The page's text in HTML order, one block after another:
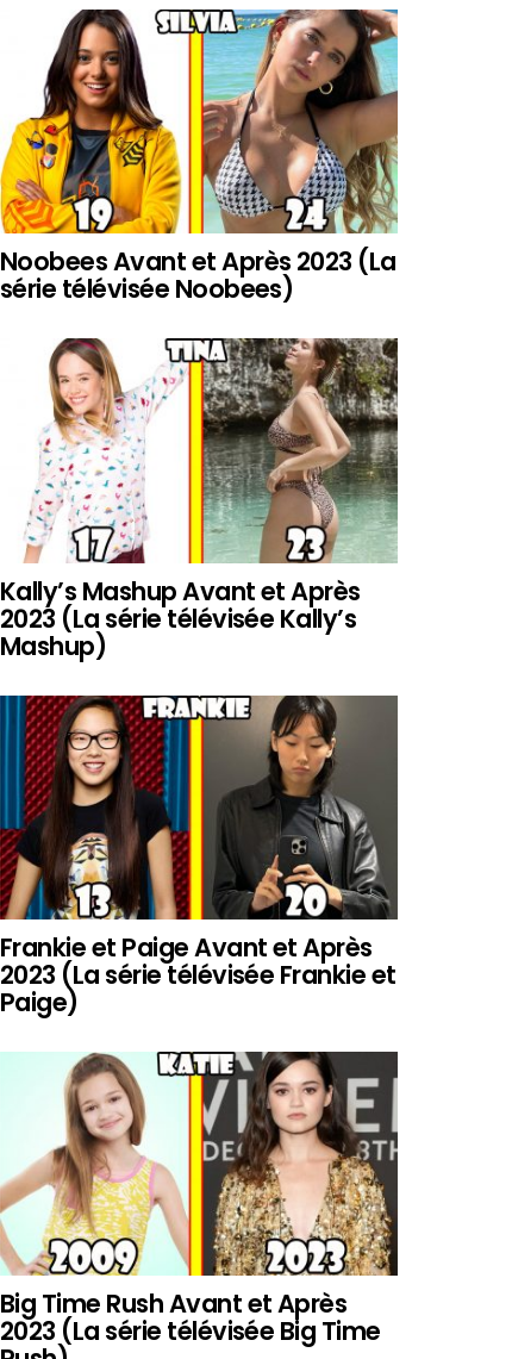
Noobees Avant et Après 2023 (La
série télévisée Noobees)
Kally’s Mashup Avant et Après
2023 (La série télévisée Kally’s
Mashup)
Frankie et Paige Avant et Après
2023 (La série télévisée Frankie et
Paige)
Big Time Rush Avant et Après
2023 (La série télévisée Big Time